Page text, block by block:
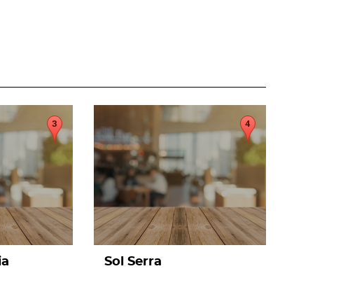
Sol Serra